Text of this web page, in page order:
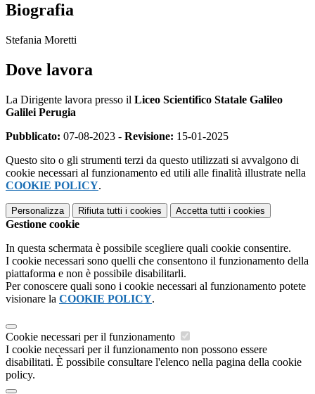
Biografia
Stefania Moretti
Dove lavora
La Dirigente lavora presso il Liceo Scientifico Statale Galileo
Galilei Perugia
Pubblicato: 07-08-2023 - Revisione: 15-01-2025
Questo sito o gli strumenti terzi da questo utilizzati si avvalgono di
cookie necessari al funzionamento ed utili alle finalità illustrate nella
COOKIE POLICY.
Personalizza Rifiuta tutti i cookies Accetta tutti i cookies
Gestione cookie
In questa schermata è possibile scegliere quali cookie consentire.
I cookie necessari sono quelli che consentono il funzionamento della
piattaforma e non è possibile disabilitarli.
Per conoscere quali sono i cookie necessari al funzionamento potete
visionare la COOKIE POLICY.
Cookie necessari per il funzionamento
I cookie necessari per il funzionamento non possono essere
disabilitati. È possibile consultare l'elenco nella pagina della cookie
policy.